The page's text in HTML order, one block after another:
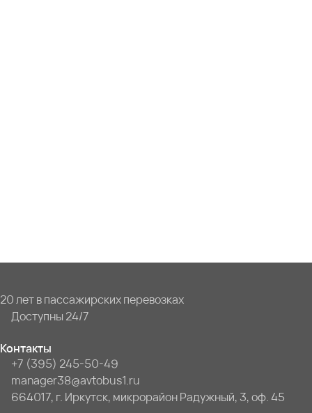
20 лет в пассажирских перевозках
Доступны 24/7
Контакты
+7 (395) 245-50-49
manager38@avtobus1.ru
664017, г. Иркутск, микрорайон Радужный, 3, оф. 45